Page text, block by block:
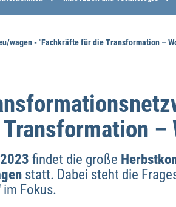
wagen - "Fachkräfte für die Transformation –
–
findet die große
statt. Dabei steht die
im Fokus.